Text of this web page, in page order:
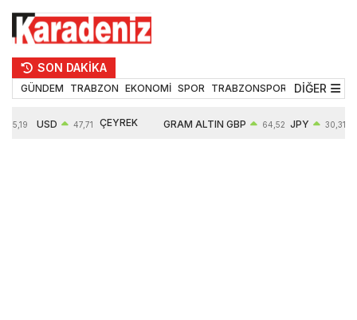
SON DAKİKA
GÜNDEM TRABZON EKONOMİ SPOR TRABZONSPOR TEKNOLOJİ
DİĞER
55,19 USD 47,71 ÇEYREK GRAM ALTIN GBP 64,52 JPY 30,31